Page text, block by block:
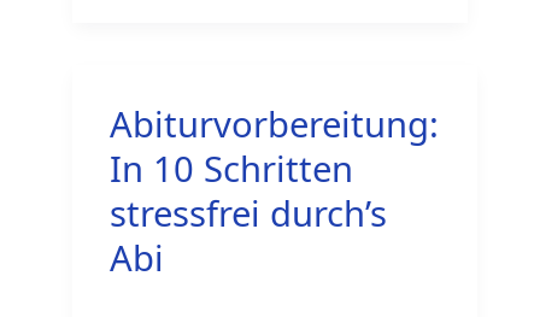
in
Deutschland
Abiturvorbereitung:
In 10 Schritten
stressfrei durch’s
Abi